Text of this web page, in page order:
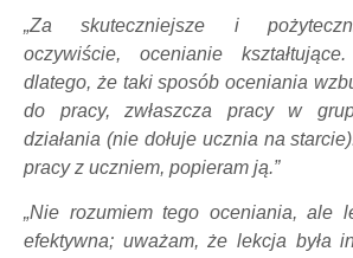
„Za skuteczniejsze i
oczywiście, ocenianie
dlatego, że taki sposób oceniania
do pracy, zwłaszcza pracy w
działania (nie dołuje ucznia na
pracy z uczniem, popieram ją.”
„Nie rozumiem tego oceniania, ale
efektywna; uważam, że lekcja była